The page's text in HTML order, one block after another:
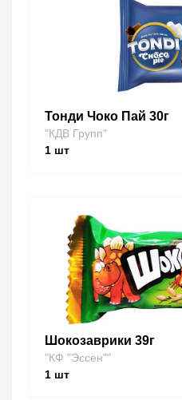
Тонди Чоко Пай 30г
"КДВ Групп"
1 шт
Шокозаврики 39г
"КФ "Эссен""
1 шт